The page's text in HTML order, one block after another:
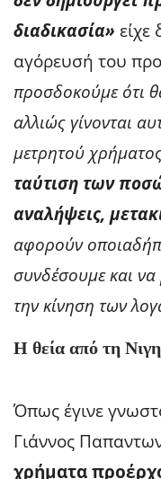
διαδικασία» είχε
αγόρευσή του
προσδοκούμε ότι
αλλιώς γίνονται
μετρητού
ταύτιση των
αναλήψεις,
αφορούν
συνδέσουμε και
την κίνηση των
Η θεία από τη
Όπως έγινε
Γιάννος
χρήματα